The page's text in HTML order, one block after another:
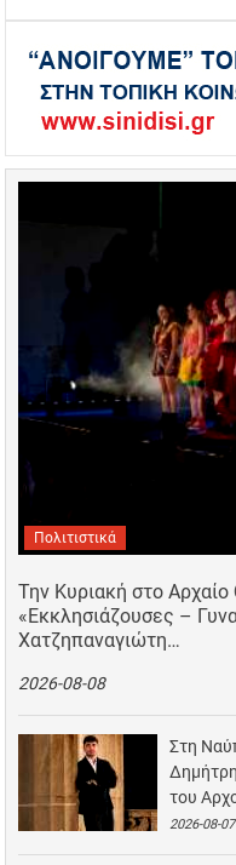
Πολιτιστικά
Την Κυριακή στο
«Εκκλησιάζουσες –
Χατζηπαναγιώτη…
2026-08-08
Στη
του
2026-08-07